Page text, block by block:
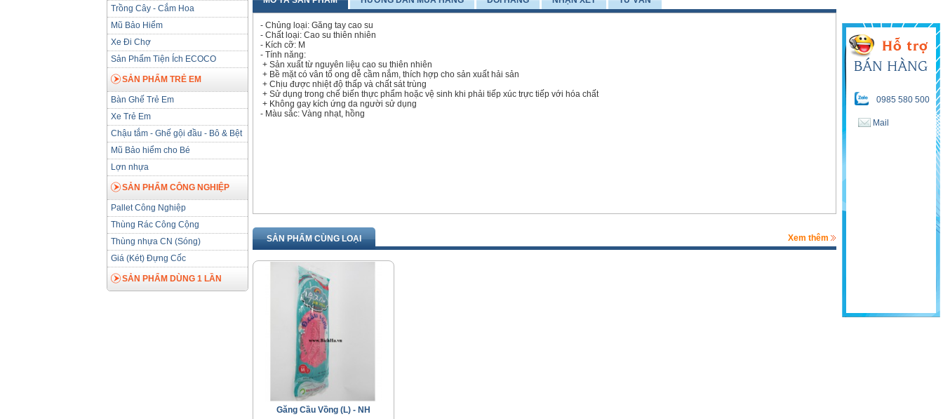
0985 580 500
Mail
Trồng Cây - Cắm Hoa
Mũ Bảo Hiểm
Xe Đi Chợ
Sản Phẩm Tiện Ích ECOCO
SẢN PHẨM TRẺ EM
Bàn Ghế Trẻ Em
Xe Trẻ Em
Chậu tắm - Ghế gội đầu - Bô & Bệt
Mũ Bảo hiểm cho Bé
Lợn nhựa
SẢN PHẨM CÔNG NGHIỆP
Pallet Công Nghiệp
Thùng Rác Công Cộng
Thùng nhựa CN (Sóng)
Giá (Két) Đựng Cốc
SẢN PHẨM DÙNG 1 LẦN
- Chủng loại: Găng tay cao su
- Chất loại: Cao su thiên nhiên
- Kích cỡ: M
- Tính năng:
+ Sản xuất từ nguyên liệu cao su thiên nhiên
+ Bề mặt có vân tổ ong dễ cầm nắm, thích hợp cho sản xuất hải sản
+ Chịu được nhiệt độ thấp và chất sát trùng
+ Sử dụng trong chế biến thực phẩm hoặc vệ sinh khi phải tiếp xúc trực tiếp với hóa chất
+ Không gay kích ứng da người sử dụng
- Màu sắc: Vàng nhạt, hồng
SẢN PHẨM CÙNG LOẠI Xem thêm
Găng Cầu Vồng (L) - NH